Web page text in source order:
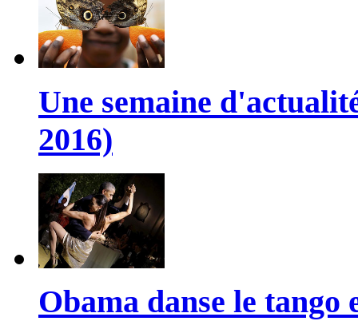
Une semaine
2016)
Obama danse le tango